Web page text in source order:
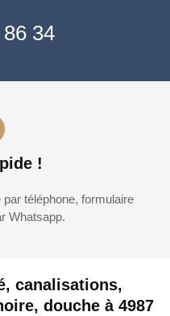
canalisations,
douche à 4987
34
!
téléphone, formulaire
Whatsapp.